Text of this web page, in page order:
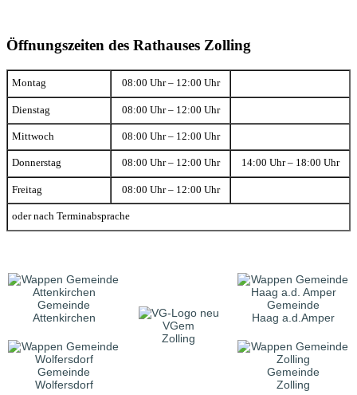
Öffnungszeiten des Rathauses Zolling
Montag 08:00 Uhr – 12:00 Uhr
Dienstag 08:00 Uhr – 12:00 Uhr
Mittwoch 08:00 Uhr – 12:00 Uhr
Donnerstag 08:00 Uhr – 12:00 Uhr 14:00 Uhr – 18:00 Uhr
Freitag 08:00 Uhr – 12:00 Uhr
oder nach Terminabsprache
Gemeinde
Attenkirchen
VGem
Zolling
Gemeinde
Haag a.d.Amper
Gemeinde
Wolfersdorf
Gemeinde
Zolling